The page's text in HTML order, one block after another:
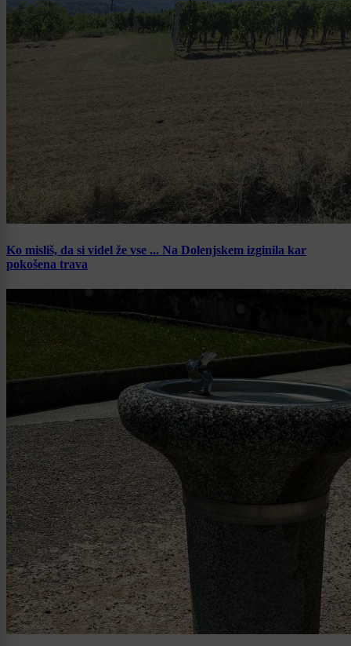
Ko misliš, da si videl že vse ... Na Dolenjskem izginila kar
pokošena trava